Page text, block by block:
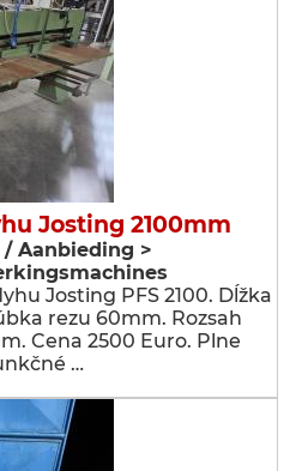
Josting 2100mm
Aanbieding >
Josting PFS 2100. Dĺžka
rezu 60mm. Rozsah
Cena 2500 Euro. Plne
…